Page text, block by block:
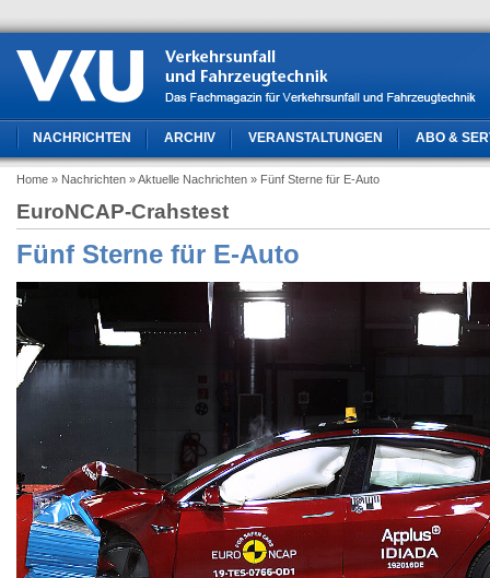
NACHRICHTEN ARCHIV VERANSTALTUNGEN ABO &
Home » Nachrichten » Aktuelle Nachrichten » Fünf Sterne für E-Auto
EuroNCAP-Crahstest
Fünf Sterne für E-Auto